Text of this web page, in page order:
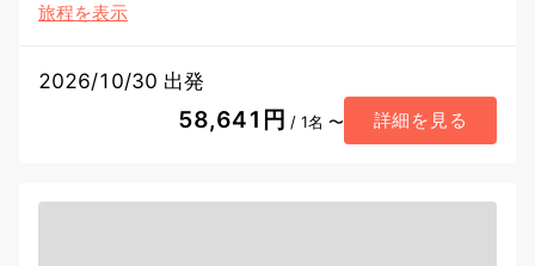
旅程を表示
2026/10/30 出発
58,641円 / 1名 〜 詳細を見る